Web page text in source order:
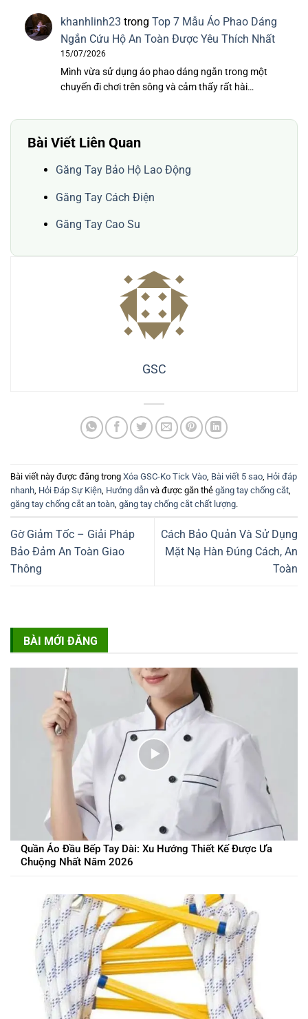
khanhlinh23 trong Top 7 Mẫu Áo Phao Dáng
Ngắn Cứu Hộ An Toàn Được Yêu Thích Nhất
15/07/2026
Mình vừa sử dụng áo phao dáng ngắn trong một
chuyến đi chơi trên sông và cảm thấy rất hài…
Bài Viết Liên Quan
Găng Tay Bảo Hộ Lao Động
Găng Tay Cách Điện
Găng Tay Cao Su
GSC
Bài viết này được đăng trong Xóa GSC-Ko Tick Vào Bài viết 5 sao Hỏi đáp
nhanh Hỏi Đáp Sự Kiện Hướng dẫn và được gắn thẻ găng tay chống cắt
găng tay chống cắt an toàn găng tay chống cắt chất lượng.
Gờ Giảm Tốc – Giải Pháp
Bảo Đảm An Toàn Giao
Thông
Cách Bảo Quản Và Sử Dụng
Mặt Nạ Hàn Đúng Cách, An
Toàn
BÀI MỚI ĐĂNG
Quần Áo Đầu Bếp Tay Dài: Xu Hướng Thiết Kế Được Ưa
Chuộng Nhất Năm 2026